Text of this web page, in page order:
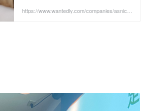
正直なところいくつも部門があるわけで
https://www.wantedly.com/companies/asnica/